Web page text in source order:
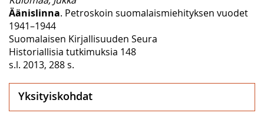
Äänislinna. Petroskoin suomalaismiehityksen vuodet
1941–1944
Suomalaisen Kirjallisuuden Seura
Historiallisia tutkimuksia 148
s.l. 2013, 288 s.
Yksityiskohdat